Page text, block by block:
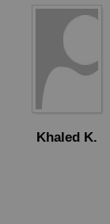
Khaled K.